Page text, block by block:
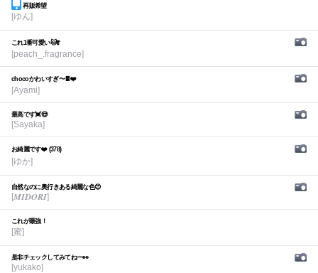
再販希望
[ゆん]
これ1番可愛い🐱❣️
[peach_.fragrance]
chocoかわいすぎ〜🍫❤️
[Ayami]
最高です💓😍
[Sayaka]
お綺麗です❤️ (378)
[ゆか]
自然なのに奥行きある綺麗な色😍
[𝑴𝑰𝑫𝑶𝑹𝑰]
これが最強！
[蜜]
是非チェックしてみてねー👀
[yukako]